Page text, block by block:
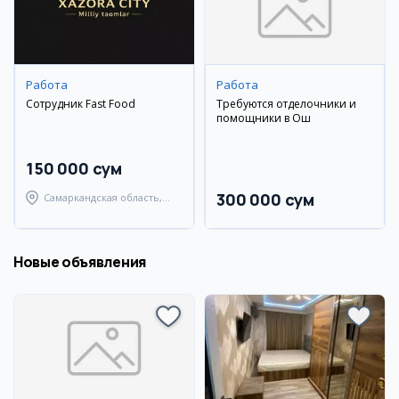
Работа
Сотрудник Fast Food
150 000 сум
Самаркандская область,
Работа
Требуются отделочники и
помощники в Ош
300 000 сум
Новые объявления